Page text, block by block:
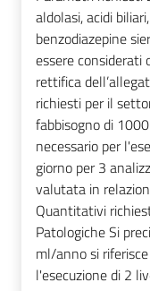
aldolasi, acidi
benzodiazepine
essere considerati
rettifica
richiesti per il
fabbisogno di
necessario per
giorno per 3
valutata in
Quantitativi
Patologiche Si
ml/anno si
l'esecuzione di 2